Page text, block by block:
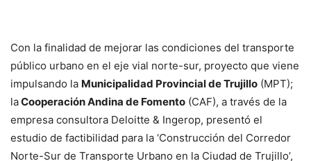
Con la finalidad de mejorar las condiciones del transporte
público urbano en el eje vial norte-sur, proyecto que viene
impulsando la Municipalidad Provincial de Trujillo (MPT);
laCooperación Andina de Fomento (CAF), a través de la
empresa consultora Deloitte & Ingerop, presentó el
estudio de factibilidad para la ‘Construcción del Corredor
Norte-Sur de Transporte Urbano en la Ciudad de Trujillo’,